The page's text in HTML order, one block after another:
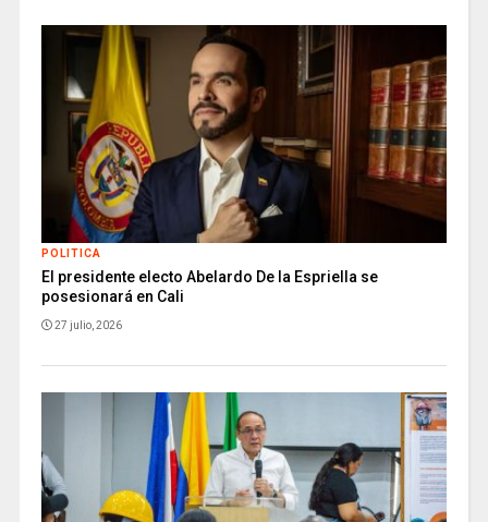
POLITICA
El presidente electo Abelardo De la Espriella se
posesionará en Cali
27 julio, 2026